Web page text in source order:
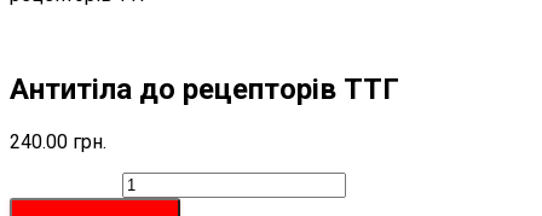
Антитіла до рецепторів ТТГ
240.00 грн.